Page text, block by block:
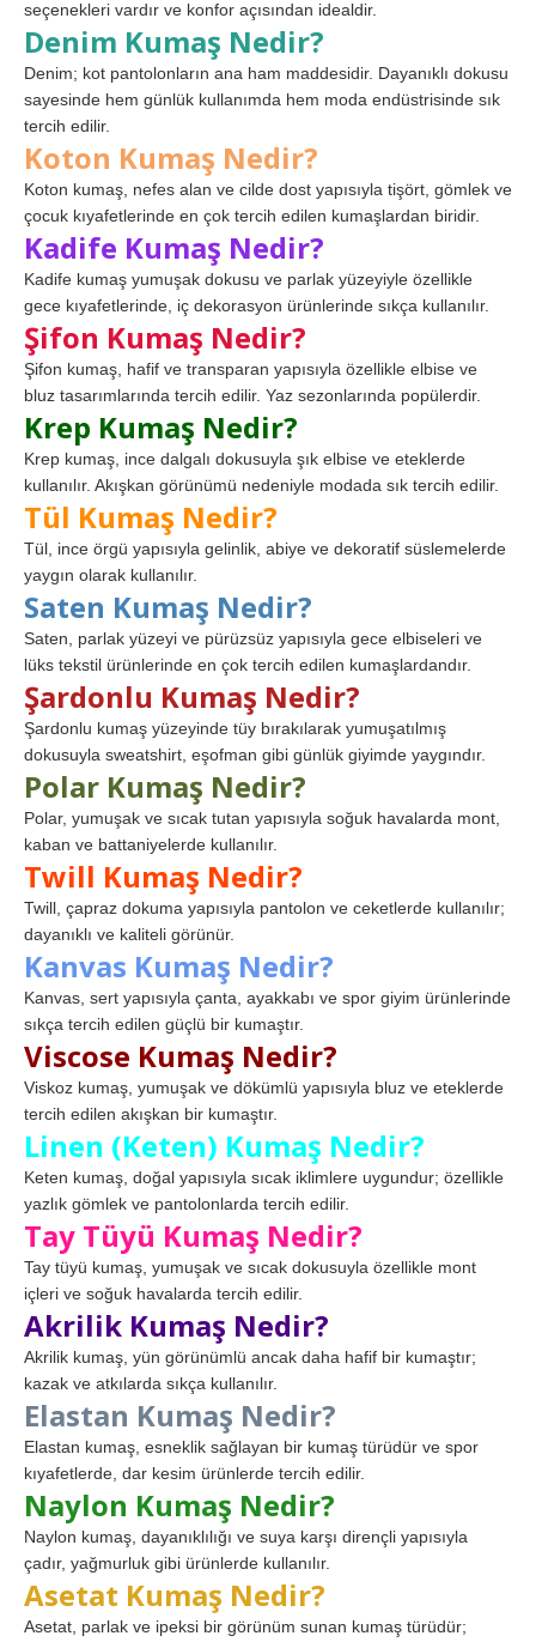
seçenekleri vardır ve konfor açısından idealdir.
Denim Kumaş Nedir?
Denim; kot pantolonların ana ham maddesidir. Dayanıklı dokusu
sayesinde hem günlük kullanımda hem moda endüstrisinde sık
tercih edilir.
Koton Kumaş Nedir?
Koton kumaş, nefes alan ve cilde dost yapısıyla tişört, gömlek ve
çocuk kıyafetlerinde en çok tercih edilen kumaşlardan biridir.
Kadife Kumaş Nedir?
Kadife kumaş yumuşak dokusu ve parlak yüzeyiyle özellikle
gece kıyafetlerinde, iç dekorasyon ürünlerinde sıkça kullanılır.
Şifon Kumaş Nedir?
Şifon kumaş, hafif ve transparan yapısıyla özellikle elbise ve
bluz tasarımlarında tercih edilir. Yaz sezonlarında popülerdir.
Krep Kumaş Nedir?
Krep kumaş, ince dalgalı dokusuyla şık elbise ve eteklerde
kullanılır. Akışkan görünümü nedeniyle modada sık tercih edilir.
Tül Kumaş Nedir?
Tül, ince örgü yapısıyla gelinlik, abiye ve dekoratif süslemelerde
yaygın olarak kullanılır.
Saten Kumaş Nedir?
Saten, parlak yüzeyi ve pürüzsüz yapısıyla gece elbiseleri ve
lüks tekstil ürünlerinde en çok tercih edilen kumaşlardandır.
Şardonlu Kumaş Nedir?
Şardonlu kumaş yüzeyinde tüy bırakılarak yumuşatılmış
dokusuyla sweatshirt, eşofman gibi günlük giyimde yaygındır.
Polar Kumaş Nedir?
Polar, yumuşak ve sıcak tutan yapısıyla soğuk havalarda mont,
kaban ve battaniyelerde kullanılır.
Twill Kumaş Nedir?
Twill, çapraz dokuma yapısıyla pantolon ve ceketlerde kullanılır;
dayanıklı ve kaliteli görünür.
Kanvas Kumaş Nedir?
Kanvas, sert yapısıyla çanta, ayakkabı ve spor giyim ürünlerinde
sıkça tercih edilen güçlü bir kumaştır.
Viscose Kumaş Nedir?
Viskoz kumaş, yumuşak ve dökümlü yapısıyla bluz ve eteklerde
tercih edilen akışkan bir kumaştır.
Linen (Keten) Kumaş Nedir?
Keten kumaş, doğal yapısıyla sıcak iklimlere uygundur; özellikle
yazlık gömlek ve pantolonlarda tercih edilir.
Tay Tüyü Kumaş Nedir?
Tay tüyü kumaş, yumuşak ve sıcak dokusuyla özellikle mont
içleri ve soğuk havalarda tercih edilir.
Akrilik Kumaş Nedir?
Akrilik kumaş, yün görünümlü ancak daha hafif bir kumaştır;
kazak ve atkılarda sıkça kullanılır.
Elastan Kumaş Nedir?
Elastan kumaş, esneklik sağlayan bir kumaş türüdür ve spor
kıyafetlerde, dar kesim ürünlerde tercih edilir.
Naylon Kumaş Nedir?
Naylon kumaş, dayanıklılığı ve suya karşı dirençli yapısıyla
çadır, yağmurluk gibi ürünlerde kullanılır.
Asetat Kumaş Nedir?
Asetat, parlak ve ipeksi bir görünüm sunan kumaş türüdür;